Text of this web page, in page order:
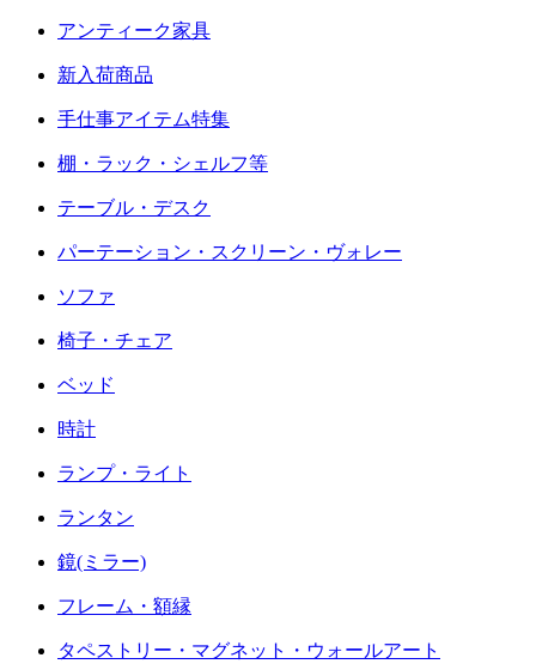
アンティーク家具
新入荷商品
手仕事アイテム特集
棚・ラック・シェルフ等
テーブル・デスク
パーテーション・スクリーン・ヴォレー
ソファ
椅子・チェア
ベッド
時計
ランプ・ライト
ランタン
鏡(ミラー)
フレーム・額縁
タペストリー・マグネット・ウォールアート